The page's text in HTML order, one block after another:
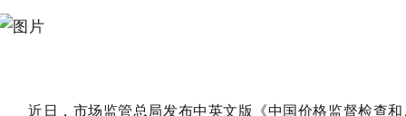
近日，市场监管总局发布中英文版《中国价格监督检查